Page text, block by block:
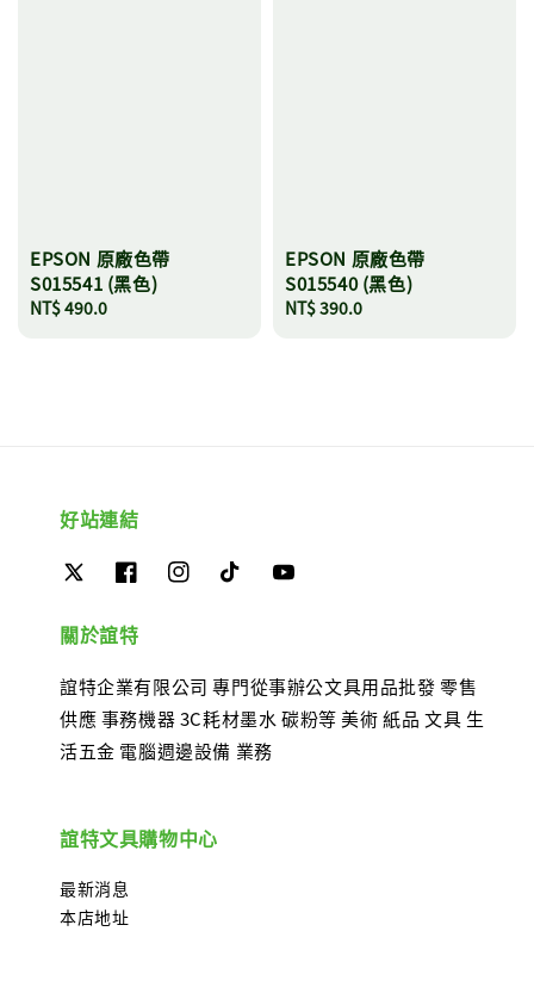
EPSON 原廠色帶
S015541 (黑色)
Regular
NT$ 490.0
EPSON 原廠色帶
S015540 (黑色)
Regular
NT$ 390.0
好站連結
關於誼特
誼特企業有限公司 專門從事辦公文具用品批發 零售
供應 事務機器 3C耗材墨水 碳粉等 美術 紙品 文具 生
活五金 電腦週邊設備 業務
誼特文具購物中心
最新消息
本店地址